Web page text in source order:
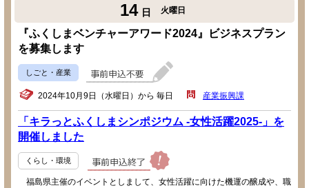
14 日 火曜日
『ふくしまベンチャーアワード2024』ビジネスプラン
を募集します
しごと・産業
2024年10月9日（水曜日）から 毎日 産業振興課
「キラっとふくしまシンポジウム -女性活躍2025-」を
開催しました
くらし・環境
福島県主催のイベントとしまして、女性活躍に向けた機運の醸成や、職